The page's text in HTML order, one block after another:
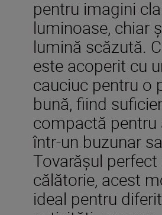
pentru imagini
luminoase, chiar
lumină scăzută.
este acoperit cu
cauciuc pentru o
bună, fiind
compactă pentru
într-un buzunar
Tovarăşul perfect
călătorie, acest
ideal pentru